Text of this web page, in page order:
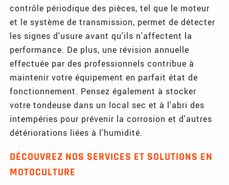
contrôle périodique des pièces, tel que le moteur
et le système de transmission, permet de détecter
les signes d'usure avant qu'ils n'affectent la
performance. De plus, une révision annuelle
effectuée par des professionnels contribue à
maintenir votre équipement en parfait état de
fonctionnement. Pensez également à stocker
votre tondeuse dans un local sec et à l'abri des
intempéries pour prévenir la corrosion et d'autres
détériorations liées à l'humidité.
DÉCOUVREZ NOS SERVICES ET SOLUTIONS EN
MOTOCULTURE